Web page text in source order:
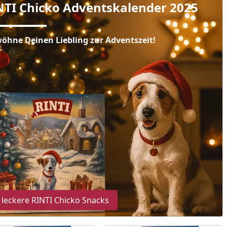
Preis
Chicko Adventskalender 2025
Deinen Liebling zur Adventszeit!
RINTI Chicko Snacks